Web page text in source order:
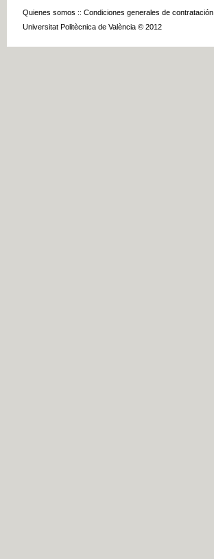
Quienes somos :: Condiciones generales de contratación
Universitat Politècnica de València © 2012